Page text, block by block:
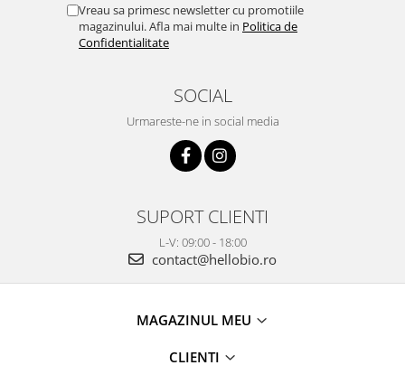
Vreau sa primesc newsletter cu promotiile
magazinului. Afla mai multe in Politica de
Confidentialitate
SOCIAL
Urmareste-ne in social media
SUPORT CLIENTI
L-V: 09:00 - 18:00
contact@hellobio.ro
MAGAZINUL MEU
CLIENTI